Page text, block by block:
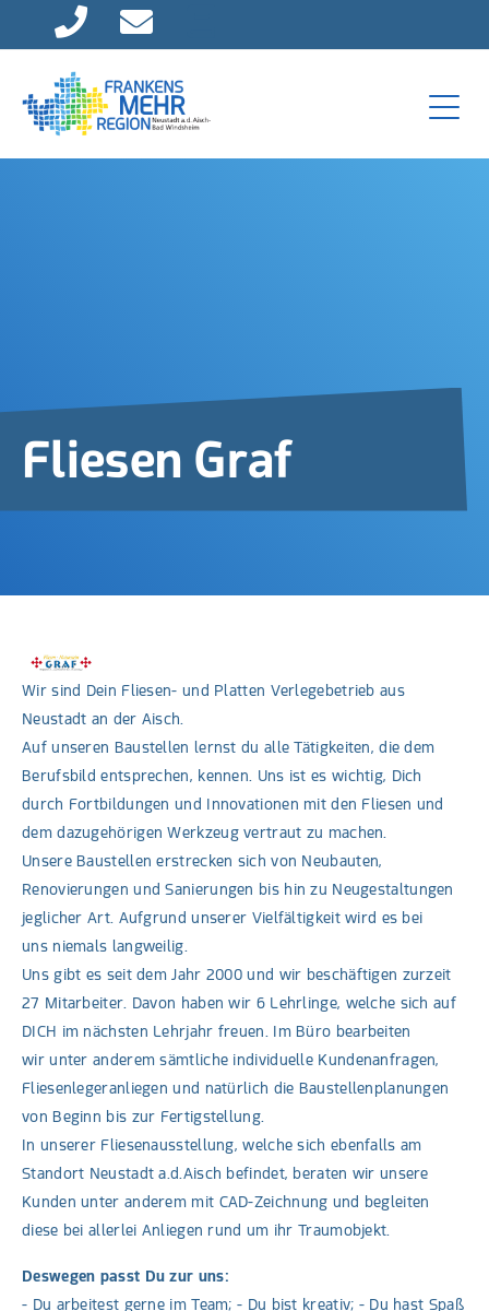
Direkt zur Hauptnavigation springen
Direkt zum Inhalt springen
Fliesen Graf
Wir sind Dein Fliesen- und Platten Verlegebetrieb aus
Neustadt an der Aisch.
Auf unseren Baustellen lernst du alle Tätigkeiten, die dem
Berufsbild entsprechen, kennen. Uns ist es wichtig, Dich
durch Fortbildungen und Innovationen mit den Fliesen und
dem dazugehörigen Werkzeug vertraut zu machen.
Unsere Baustellen erstrecken sich von Neubauten,
Renovierungen und Sanierungen bis hin zu Neugestaltungen
jeglicher Art. Aufgrund unserer Vielfältigkeit wird es bei
uns niemals langweilig.
Uns gibt es seit dem Jahr 2000 und wir beschäftigen zurzeit
27 Mitarbeiter. Davon haben wir 6 Lehrlinge, welche sich auf
DICH im nächsten Lehrjahr freuen. Im Büro bearbeiten
wir unter anderem sämtliche individuelle Kundenanfragen,
Fliesenlegeranliegen und natürlich die Baustellenplanungen
von Beginn bis zur Fertigstellung.
In unserer Fliesenausstellung, welche sich ebenfalls am
Standort Neustadt a.d.Aisch befindet, beraten wir unsere
Kunden unter anderem mit CAD-Zeichnung und begleiten
diese bei allerlei Anliegen rund um ihr Traumobjekt.
Deswegen passt Du zur uns:
- Du arbeitest gerne im Team; - Du bist kreativ; - Du hast Spaß